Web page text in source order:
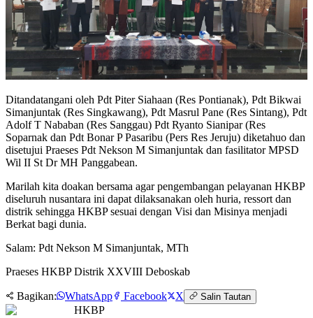
Ditandatangani oleh Pdt Piter Siahaan (Res Pontianak), Pdt Bikwai
Simanjuntak (Res Singkawang), Pdt Masrul Pane (Res Sintang), Pdt
Adolf T Nababan (Res Sanggau) Pdt Ryanto Sianipar (Res
Soparnak dan Pdt Bonar P Pasaribu (Pers Res Jeruju) diketahuo dan
disetujui Praeses Pdt Nekson M Simanjuntak dan fasilitator MPSD
Wil II St Dr MH Panggabean.
Marilah kita doakan bersama agar pengembangan pelayanan HKBP
diseluruh nusantara ini dapat dilaksanakan oleh huria, ressort dan
distrik sehingga HKBP sesuai dengan Visi dan Misinya menjadi
Berkat bagi dunia.
Salam: Pdt Nekson M Simanjuntak, MTh
Praeses HKBP Distrik XXVIII Deboskab
Bagikan: WhatsApp Facebook X Salin Tautan
HKBP